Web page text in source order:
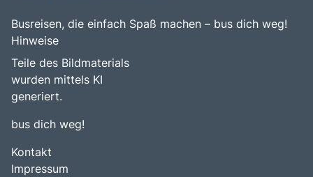
Busreisen, die einfach Spaß machen – bus dich weg!
Hinweise
Teile des Bildmaterials
wurden mittels KI
generiert.
bus dich weg!
Kontakt
Impressum